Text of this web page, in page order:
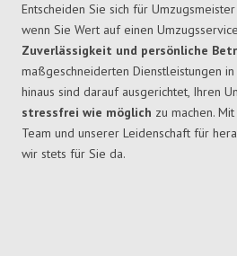
Entscheiden Sie sich für
wenn Sie Wert auf einen
Zuverlässigkeit und persönliche
maßgeschneiderten Dienstleistungen
hinaus sind darauf ausgerichtet, Ihren
stressfrei wie möglich zu machen.
Team und unserer Leidenschaft für
wir stets für Sie da.